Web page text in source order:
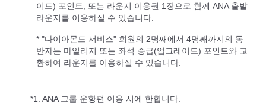
이드) 포인트, 또는 라운지 이용권 1장으로 함께 ANA 출발
라운지를 이용하실 수 있습니다.
* "다이아몬드 서비스" 회원의 2명째에서 4명째까지의 동
반자는 마일리지 또는 좌석 승급(업그레이드) 포인트와 교
환하여 라운지를 이용하실 수 있습니다.
*1. ANA 그룹 운항편 이용 시에 한합니다.